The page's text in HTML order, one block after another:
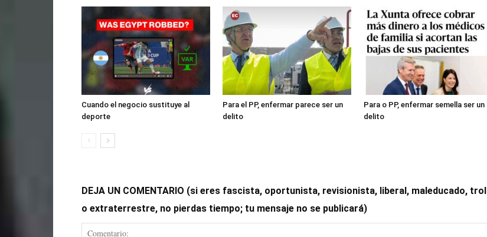
Cuando el negocio sustituye al
deporte
Para el PP, enfermar parece ser un
delito
Para o PP, enfermar semella ser un
delito
DEJA UN COMENTARIO (si eres fascista, oportunista, revisionista, liberal, maleducado, trol
o extraterrestre, no pierdas tiempo; tu mensaje no se publicará)